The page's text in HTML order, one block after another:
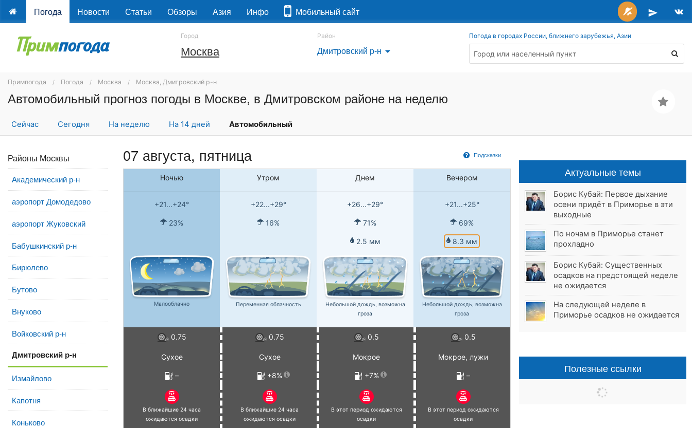
Погода Новости Статьи Обзоры Азия Инфо Мобильный сайт
Город
Москва
Район
Дмитровский р-н arrow_drop_down
Погода в городах России, ближнего зарубежья, Азии
Примпогода Погода Москва Москва, Дмитровский р-н
Автомобильный прогноз погоды в Москве, в Дмитровском районе на неделю
Сейчас Сегодня На неделю На 14 дней Автомобильный
Районы Москвы
Академический р-н
аэропорт Домодедово
аэропорт Жуковский
Бабушкинский р-н
Бирюлево
Бутово
Внуково
Войковский р-н
Дмитровский р-н
Измайлово
Капотня
Коньково
Подсказки
07 августа, пятница
Ночью Утром Днем Вечером
+21...+24° +22...+29° +26...+29° +21...+25°
23% 16% 71% 69%
2.5 мм 8.3 мм
Малооблачно Переменная облачность
Небольшой дождь, возможна
гроза
Небольшой дождь, возможна
гроза
0.75 0.75 0.5 0.5
Сухое Сухое Мокрое Мокрое, лужи
– +8% +7% –
В ближайшие 24 часа
ожидаются осадки
В ближайшие 24 часа
ожидаются осадки
В этот период ожидаются
осадки
В этот период ожидаются
осадки
Актуальные темы
Борис Кубай: Первое дыхание
осени придёт в Приморье в эти
выходные
По ночам в Приморье станет
прохладно
Борис Кубай: Существенных
осадков на предстоящей неделе
не ожидается
На следующей неделе в
Приморье осадков не ожидается
Полезные ссылки